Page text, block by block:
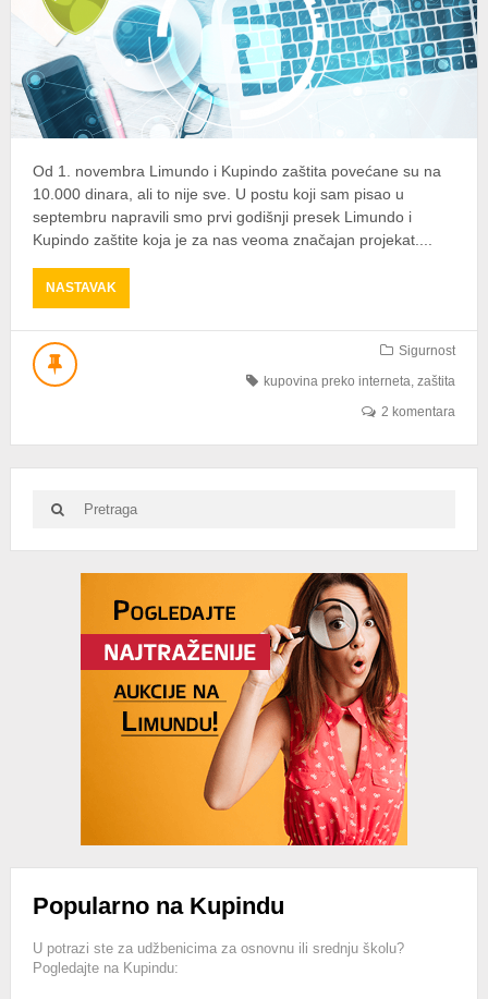
Od 1. novembra Limundo i Kupindo zaštita povećane su na
10.000 dinara, ali to nije sve. U postu koji sam pisao u
septembru napravili smo prvi godišnji presek Limundo i
Kupindo zaštite koja je za nas veoma značajan projekat....
NASTAVAKABOUT
ZA
KUPOPRODAJU
NA
DINARA!
Sigurnost
kupovina preko interneta,zaštita
2 komentara
Search
Popularno na Kupindu
U potrazi ste za udžbenicima za osnovnu ili srednju školu?
Pogledajte na Kupindu: